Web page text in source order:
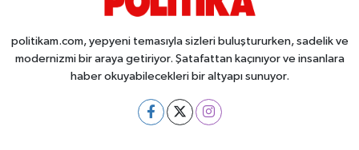
politikam.com, yepyeni temasıyla sizleri buluştururken, sadelik ve
modernizmi bir araya getiriyor. Şatafattan kaçınıyor ve insanlara
haber okuyabilecekleri bir altyapı sunuyor.